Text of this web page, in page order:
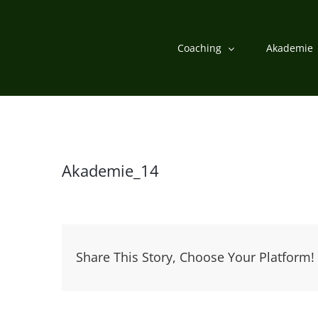
Coaching Akademie
Akademie_14
Share This Story, Choose Your Platform!